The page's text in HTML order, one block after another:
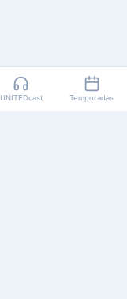
UNITEDcast Temporadas